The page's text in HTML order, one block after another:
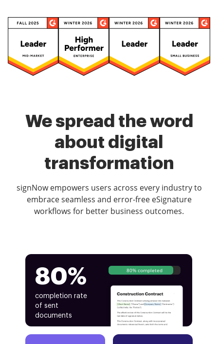
We spread the word
about digital
transformation
signNow empowers users across every industry to
embrace seamless and error-free eSignature
workflows for better business outcomes.
80%
completion rate
of sent
documents
80% completed